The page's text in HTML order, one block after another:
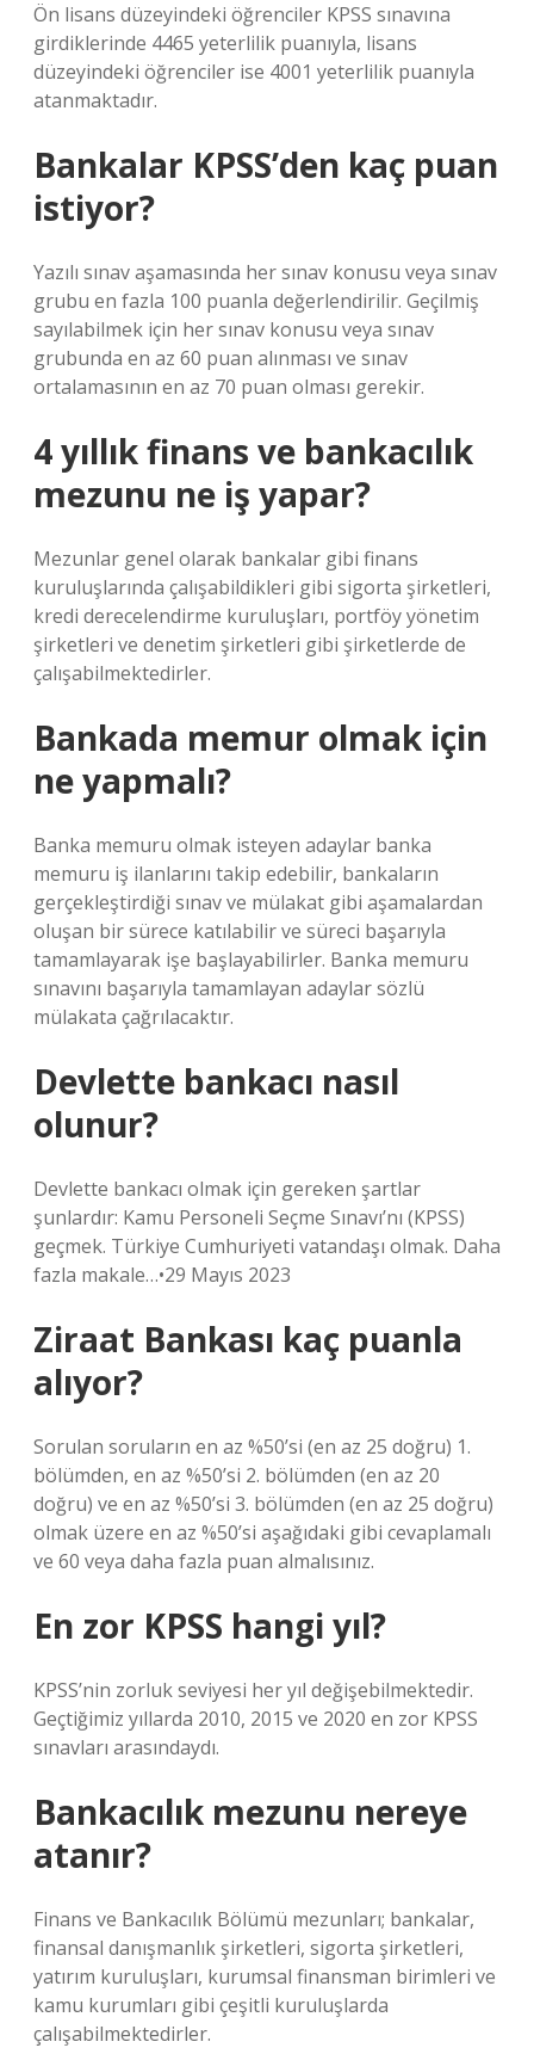
Ön lisans düzeyindeki öğrenciler KPSS sınavına
girdiklerinde 4465 yeterlilik puanıyla, lisans
düzeyindeki öğrenciler ise 4001 yeterlilik puanıyla
atanmaktadır.
Bankalar KPSS’den kaç puan
istiyor?
Yazılı sınav aşamasında her sınav konusu veya sınav
grubu en fazla 100 puanla değerlendirilir. Geçilmiş
sayılabilmek için her sınav konusu veya sınav
grubunda en az 60 puan alınması ve sınav
ortalamasının en az 70 puan olması gerekir.
4 yıllık finans ve bankacılık
mezunu ne iş yapar?
Mezunlar genel olarak bankalar gibi finans
kuruluşlarında çalışabildikleri gibi sigorta şirketleri,
kredi derecelendirme kuruluşları, portföy yönetim
şirketleri ve denetim şirketleri gibi şirketlerde de
çalışabilmektedirler.
Bankada memur olmak için
ne yapmalı?
Banka memuru olmak isteyen adaylar banka
memuru iş ilanlarını takip edebilir, bankaların
gerçekleştirdiği sınav ve mülakat gibi aşamalardan
oluşan bir sürece katılabilir ve süreci başarıyla
tamamlayarak işe başlayabilirler. Banka memuru
sınavını başarıyla tamamlayan adaylar sözlü
mülakata çağrılacaktır.
Devlette bankacı nasıl
olunur?
Devlette bankacı olmak için gereken şartlar
şunlardır: Kamu Personeli Seçme Sınavı’nı (KPSS)
geçmek. Türkiye Cumhuriyeti vatandaşı olmak. Daha
fazla makale…•29 Mayıs 2023
Ziraat Bankası kaç puanla
alıyor?
Sorulan soruların en az %50’si (en az 25 doğru) 1.
bölümden, en az %50’si 2. bölümden (en az 20
doğru) ve en az %50’si 3. bölümden (en az 25 doğru)
olmak üzere en az %50’si aşağıdaki gibi cevaplamalı
ve 60 veya daha fazla puan almalısınız.
En zor KPSS hangi yıl?
KPSS’nin zorluk seviyesi her yıl değişebilmektedir.
Geçtiğimiz yıllarda 2010, 2015 ve 2020 en zor KPSS
sınavları arasındaydı.
Bankacılık mezunu nereye
atanır?
Finans ve Bankacılık Bölümü mezunları; bankalar,
finansal danışmanlık şirketleri, sigorta şirketleri,
yatırım kuruluşları, kurumsal finansman birimleri ve
kamu kurumları gibi çeşitli kuruluşlarda
çalışabilmektedirler.